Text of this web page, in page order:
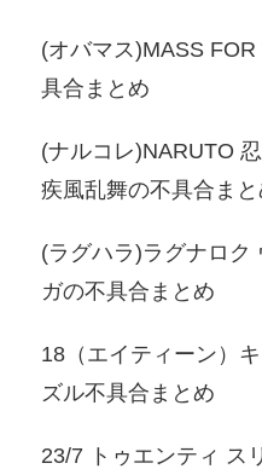
(オバマス)MASS
具合まとめ
(ナルコレ)NARUTO
疾風乱舞の不具合まと
(ラグハラ)ラグナロク
ガの不具合まとめ
18（エイティーン）
ズル不具合まとめ
23/7 トゥエンティ ス